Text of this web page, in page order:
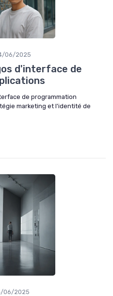
06/2025
d'interface de
de programmation
marketing et l'identité de
06/2025